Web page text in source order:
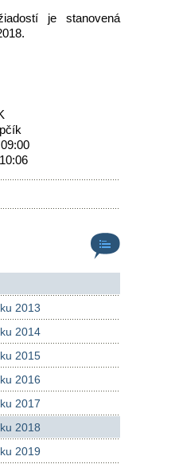
je stanovená
2013
2014
2015
2016
2017
2018
2019